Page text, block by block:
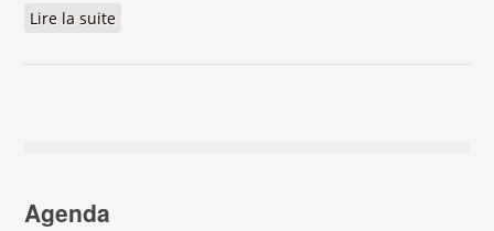
Lire la suite
des eaux usées à Atsimo-Andrefana
Agenda